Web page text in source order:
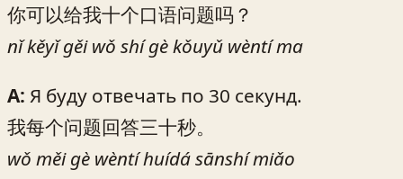
你可以给我十个口语问题吗？
nǐ kěyǐ gěi wǒ shí gè kǒuyǔ wèntí ma
A: Я буду отвечать по 30 секунд.
我每个问题回答三十秒。
wǒ měi gè wèntí huídá sānshí miǎo